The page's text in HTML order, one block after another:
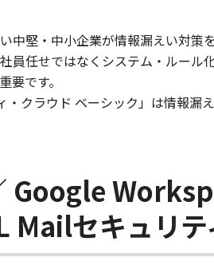
中堅・中小企業が情報漏えい対策
員任せではなくシステム・ルー
要です。
・クラウド ベーシック」は情報
Mailセキュリ